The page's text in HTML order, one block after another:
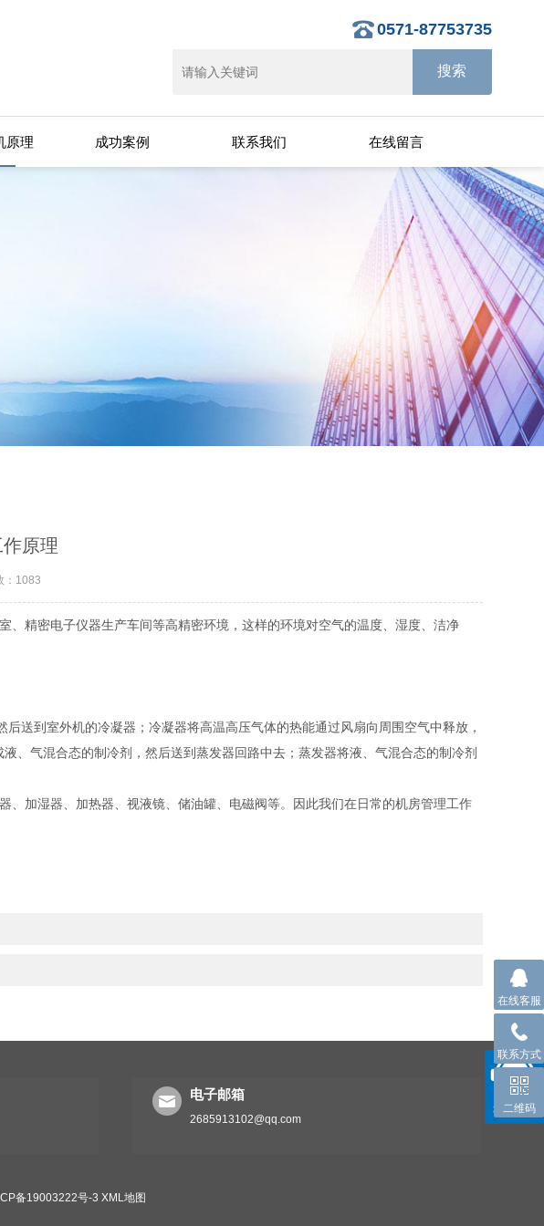
0571-87753735
原理 成功案例 联系我们 在线留言
原理
：1083
精密电子仪器生产车间等高精密环境，这样的环境对空气的温度、湿度、洁净
送到室外机的冷凝器；冷凝器将高温高压气体的热能通过风扇向周围空气中释放，
、气混合态的制冷剂，然后送到蒸发器回路中去；蒸发器将液、气混合态的制冷剂
加湿器、加热器、视液镜、储油罐、电磁阀等。因此我们在日常的机房管理工作
电子邮箱
2685913102@qq.com
备19003222号-3 XML地图
在线客服
联系方式
二维码